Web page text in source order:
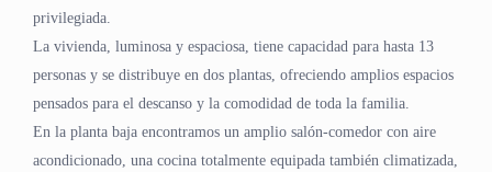
privilegiada.
La vivienda, luminosa y espaciosa, tiene capacidad para hasta 13
personas y se distribuye en dos plantas, ofreciendo amplios espacios
pensados para el descanso y la comodidad de toda la familia.
En la planta baja encontramos un amplio salón-comedor con aire
acondicionado, una cocina totalmente equipada también climatizada,